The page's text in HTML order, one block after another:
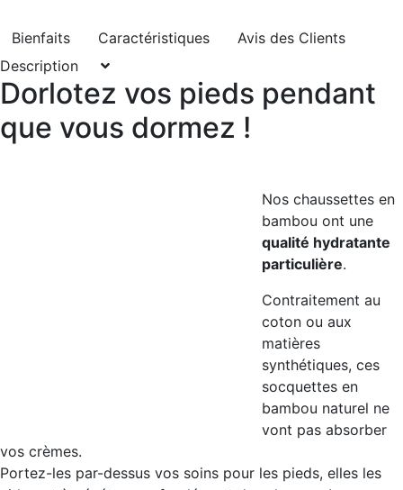
Bienfaits Caractéristiques
Avis des Clients
Description
Dorlotez vos pieds pendant
que vous dormez !
Nos chaussettes en
bambou ont une
qualité hydratante
particulière.
Contraitement au
coton ou aux
matières
synthétiques, ces
socquettes en
bambou naturel ne
vont pas absorber
vos crèmes.
Portez-les par-dessus vos soins pour les pieds, elles les